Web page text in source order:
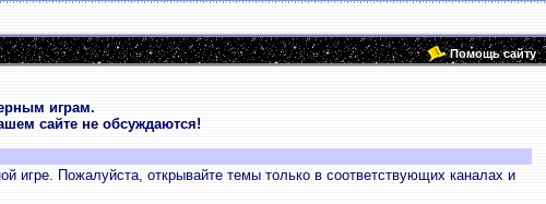
Помощь сайту
играм.
сайте не обсуждаются!
игре. Пожалуйста, открывайте темы только в соответствующих каналах и